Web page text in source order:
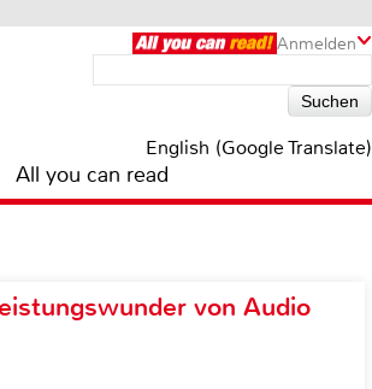
Anmelden
English (Google Translate)
All you can read
von Audio